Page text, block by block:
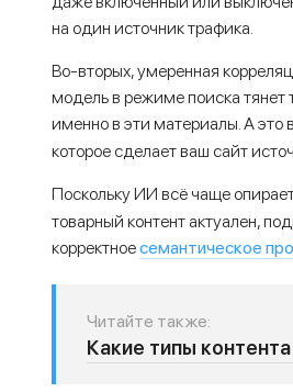
на один источник трафика.
Во-вторых, умеренная
модель в режиме поиска тянет
именно в эти материалы. А это
которое сделает ваш сайт
Поскольку ИИ всё чаще
товарный контент актуален,
корректноесемантическое
Читайте также:
Какие типы